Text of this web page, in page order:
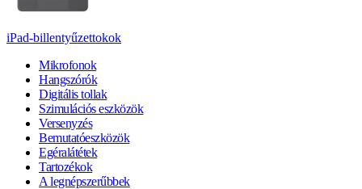
iPad-billentyűzettokok
Mikrofonok
Hangszórók
Digitális tollak
Szimulációs eszközök
Versenyzés
Bemutatóeszközök
Egéralátétek
Tartozékok
A legnépszerűbbek